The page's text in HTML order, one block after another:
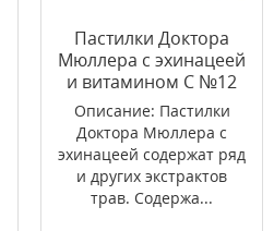
Пастилки Доктора
Мюллера с эхинацеей
и витамином С №12
Описание: Пастилки
Доктора Мюллера с
эхинацеей содержат ряд
и других экстрактов
трав. Содержа...